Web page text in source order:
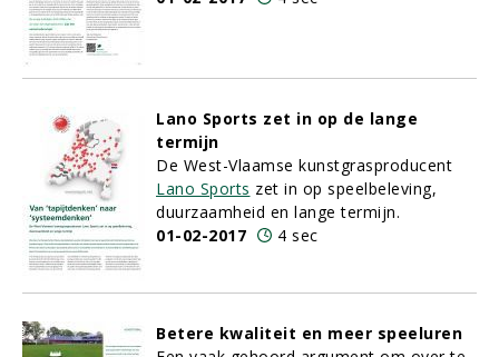
Lano Sports zet in op de lange
termijn
De West-Vlaamse kunstgrasproducent
Lano Sports zet in op speelbeleving,
duurzaamheid en lange termijn.
01-02-2017
4 sec
Betere kwaliteit en meer speeluren